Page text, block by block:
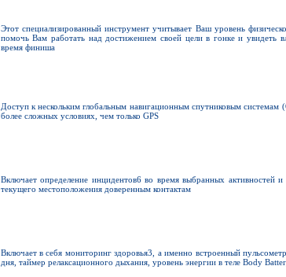
Этот специализированный инструмент учитывает Ваш уровень
помочь Вам работать над достижением своей цели в гонке и увидеть
время финиша
Доступ к нескольким глобальным навигационным спутниковым
более сложных условиях, чем только GPS
Включает определение инцидентов6 во время выбранных активностей
текущего местоположения доверенным контактам
Включает в себя мониторинг здоровья3, а именно встроенный
дня, таймер релаксационного дыхания, уровень энергии в теле Body